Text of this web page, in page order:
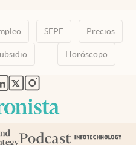
SEPE Precios
Horóscopo
nueva pestaña
en nueva pestaña
abre en nueva pestaña
abre en nueva pestaña
abre en nueva pestaña